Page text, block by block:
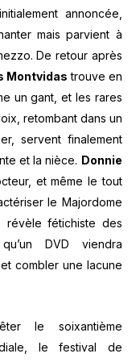
annoncée,
mais parvient à
De retour après
Montvidas trouve en
un gant, et les rares
retombant dans un
servent finalement
et la nièce. Donnie
et même le tout
le Majordome
fétichiste des
DVD viendra
combler une lacune
le soixantième
le festival de